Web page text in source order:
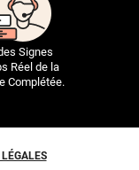
Signes
Réel de la
Complétée.